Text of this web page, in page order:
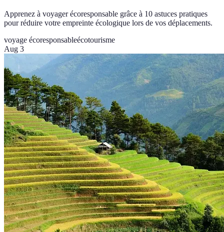
Apprenez à voyager écoresponsable grâce à 10 astuces pratiques
pour réduire votre empreinte écologique lors de vos déplacements.
voyage écoresponsableécotourisme
Aug 3